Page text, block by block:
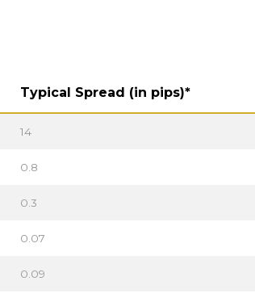
Typical Spread (in pips)*
14
0.8
0.3
0.07
0.09